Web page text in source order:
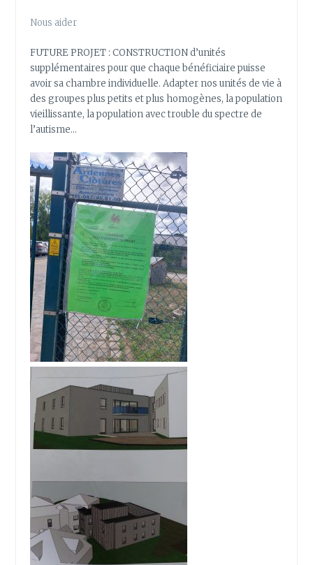
Nous aider
FUTURE PROJET : CONSTRUCTION d’unités
supplémentaires pour que chaque bénéficiaire puisse
avoir sa chambre individuelle. Adapter nos unités de vie à
des groupes plus petits et plus homogènes, la population
vieillissante, la population avec trouble du spectre de
l’autisme…